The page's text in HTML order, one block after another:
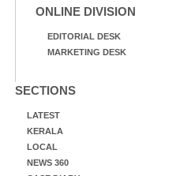
ONLINE DIVISION
EDITORIAL DESK
MARKETING DESK
SECTIONS
LATEST
KERALA
LOCAL
NEWS 360